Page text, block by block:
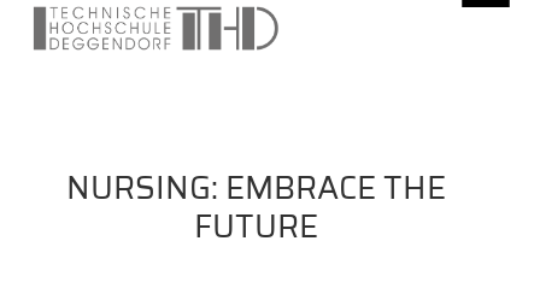
NURSING: EMBRACE THE
FUTURE